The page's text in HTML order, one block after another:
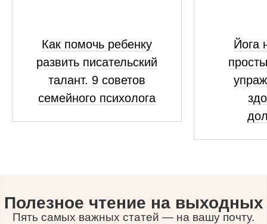
Как помочь ребенку
развить писательский
талант. 9 советов
семейного психолога
Йога
Полезное чтение на выходных
Пять самых важных статей — на вашу почту.